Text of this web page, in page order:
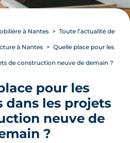
à Nantes Toute l’actualité de
à Nantes Quelle place pour les
de construction neuve de demain ?
pour les
dans les projets
neuve de
?